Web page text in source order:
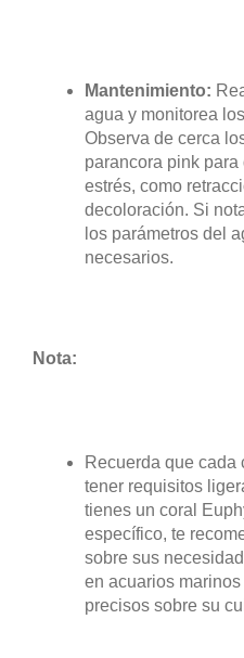
Mantenimiento:
agua y monitorea
Observa de cerca
parancora pink
estrés, como
decoloración. Si
los parámetros del
necesarios.
Nota:
Recuerda que cada
tener requisitos
tienes un coral
específico, te
sobre sus
en acuarios
precisos sobre su